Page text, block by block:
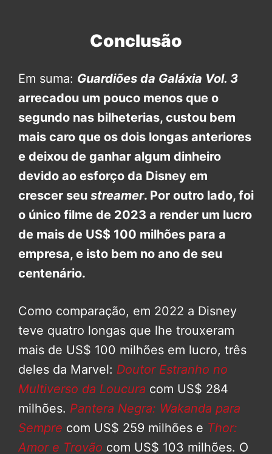
Conclusão
Em suma: Guardiões da Galáxia Vol. 3
arrecadou um pouco menos que o
segundo nas bilheterias, custou bem
mais caro que os dois longas anteriores
e deixou de ganhar algum dinheiro
devido ao esforço da Disney em
crescer seu streamer. Por outro lado, foi
o único filme de 2023 a render um lucro
de mais de US$ 100 milhões para a
empresa, e isto bem no ano de seu
centenário.
Como comparação, em 2022 a Disney
teve quatro longas que lhe trouxeram
mais de US$ 100 milhões em lucro, três
deles da Marvel: Doutor Estranho no
Multiverso da Loucura com US$ 284
milhões. Pantera Negra: Wakanda para
Sempre com US$ 259 milhões e Thor:
Amor e Trovão com US$ 103 milhões. O